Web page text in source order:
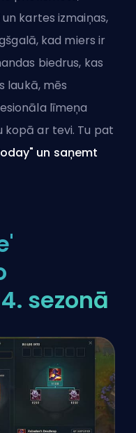
kartes izmaiņas,
kad miers ir
biedrus, kas
laukā, mēs
līmeņa
kopā ar tevi. Tu pat
un saņemt
sezonā